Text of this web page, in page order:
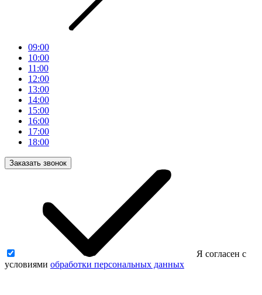
09:00
10:00
11:00
12:00
13:00
14:00
15:00
16:00
17:00
18:00
Заказать звонок
Я согласен с
условиями обработки персональных данных